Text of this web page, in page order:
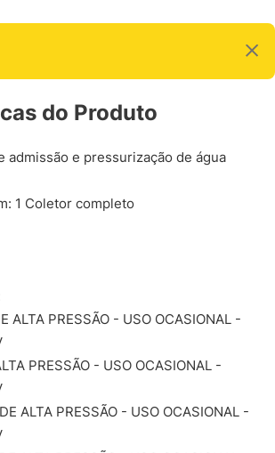
do Produto
admissão e pressurização de água
1 Coletor completo
ALTA PRESSÃO - USO OCASIONAL -
PRESSÃO - USO OCASIONAL -
ALTA PRESSÃO - USO OCASIONAL -